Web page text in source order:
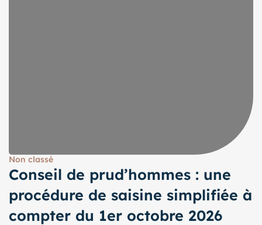
Non classé
Conseil de prud’hommes : une
procédure de saisine simplifiée à
compter du 1er octobre 2026